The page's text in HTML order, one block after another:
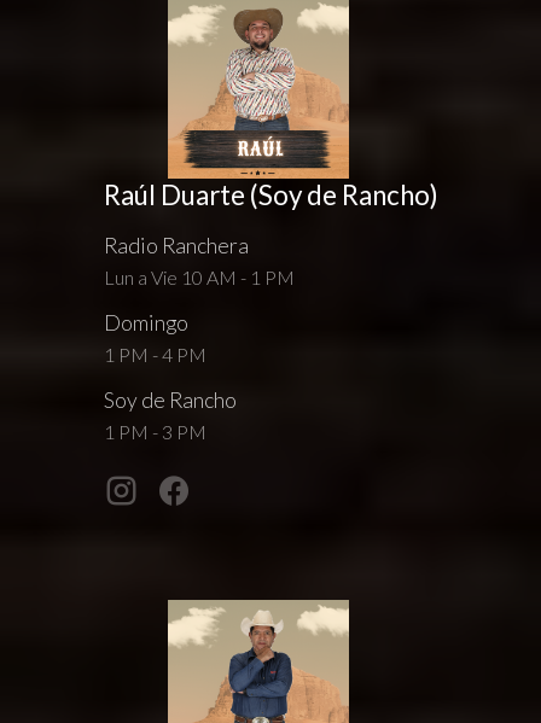
Raúl Duarte (Soy de Rancho)
Radio Ranchera
Lun a Vie 10 AM - 1 PM
Domingo
1 PM - 4 PM
Soy de Rancho
1 PM - 3 PM